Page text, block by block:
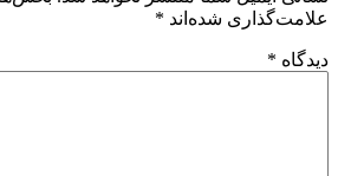
علامت‌گذاری شده‌اند *
دیدگاه *